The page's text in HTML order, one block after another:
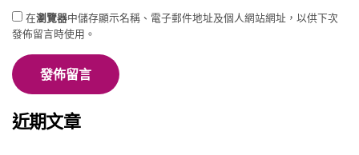
在瀏覽器中儲存顯示名稱、電子郵件地址及個人網站網址，以供下次
發佈留言時使用。
近期文章